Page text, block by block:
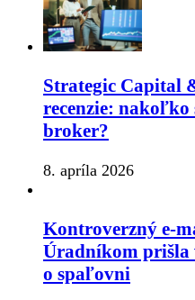
Strategic Capital
recenzie:
broker?
8. apríla 2026
Kontroverzný e-
Úradníkom prišla
o spaľovni